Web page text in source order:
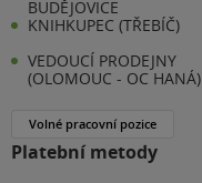
BUDĚJOVICE
KNIHKUPEC (TŘEBÍČ)
VEDOUCÍ PRODEJNY
(OLOMOUC - OC HANÁ)
Volné pracovní pozice
Platební metody